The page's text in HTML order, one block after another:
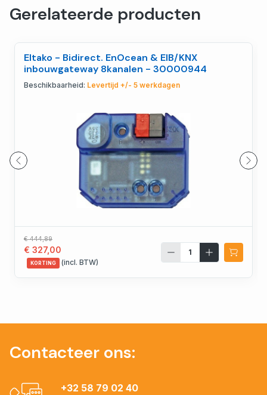
Gerelateerde producten
Eltako - Bidirect. EnOcean & EIB/KNX
inbouwgateway 8kanalen - 30000944
Beschikbaarheid: Levertijd +/- 5 werkdagen
€ 444,89
€ 327,00
KORTING (incl. BTW)
Contacteer ons:
+32 58 79 02 40